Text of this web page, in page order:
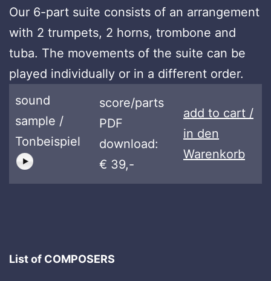
Our 6-part suite consists of an arrangement
with 2 trumpets, 2 horns, trombone and
tuba. The movements of the suite can be
played individually or in a different order.
sound
sample /
Tonbeispiel
score/parts
PDF
download:
€ 39,-
add to cart /
in den
Warenkorb
List of COMPOSERS